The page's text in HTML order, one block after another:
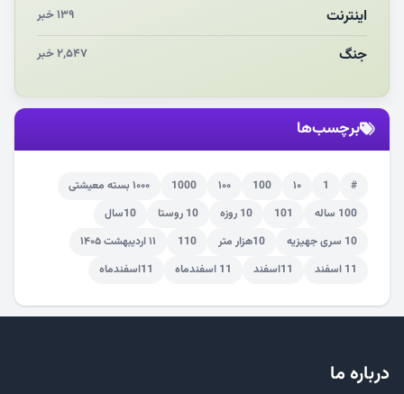
اینترنت ۱۳۹ خبر
جنگ ۲,۵۴۷ خبر
برچسب‌ها
#
1 ۱۰ 100 ۱۰۰ 1000
۱۰۰۰ بسته معیشتی
100 ساله
101 10 روزه 10 روستا
10سال
10 سری جهیزیه
10هزار متر 110
۱۱ اردیبهشت ۱۴۰۵
11 اسفند
11اسفند 11 اسفندماه 11اسفندماه
درباره ما